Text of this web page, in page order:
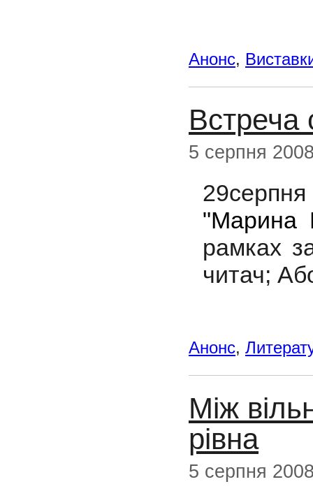
Анонс,
5 серпня
"Марина
рамках
читач;
Анонс,
Між
рівна
5 серпня